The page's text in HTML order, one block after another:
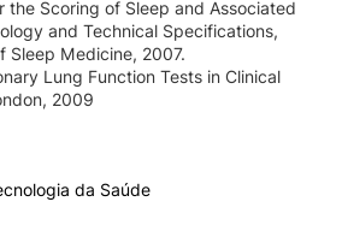
the Scoring of Sleep and Associated
and Technical Specifications,
Sleep Medicine, 2007.
Lung Function Tests in Clinical
2009
da Saúde